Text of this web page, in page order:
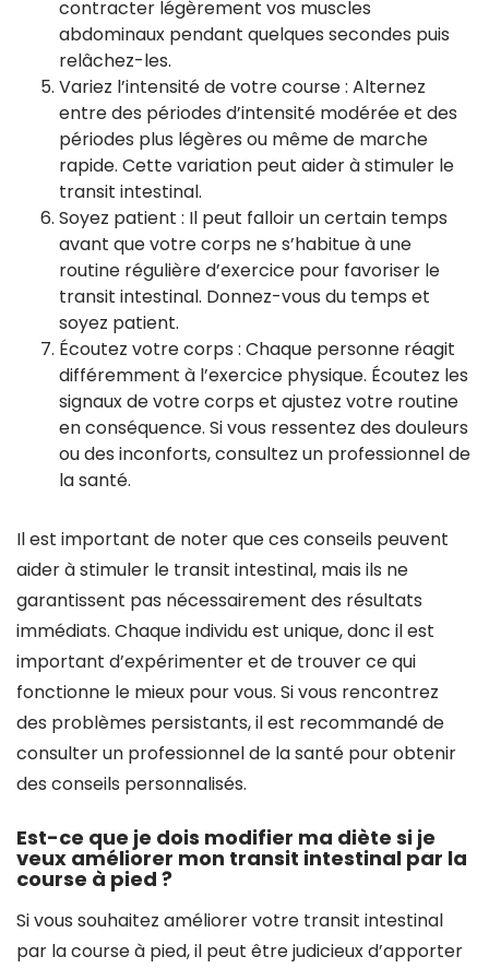
contracter légèrement vos muscles
abdominaux pendant quelques secondes puis
relâchez-les.
Variez l’intensité de votre course : Alternez
entre des périodes d’intensité modérée et des
périodes plus légères ou même de marche
rapide. Cette variation peut aider à stimuler le
transit intestinal.
Soyez patient : Il peut falloir un certain temps
avant que votre corps ne s’habitue à une
routine régulière d’exercice pour favoriser le
transit intestinal. Donnez-vous du temps et
soyez patient.
Écoutez votre corps : Chaque personne réagit
différemment à l’exercice physique. Écoutez les
signaux de votre corps et ajustez votre routine
en conséquence. Si vous ressentez des douleurs
ou des inconforts, consultez un professionnel de
la santé.
Il est important de noter que ces conseils peuvent
aider à stimuler le transit intestinal, mais ils ne
garantissent pas nécessairement des résultats
immédiats. Chaque individu est unique, donc il est
important d’expérimenter et de trouver ce qui
fonctionne le mieux pour vous. Si vous rencontrez
des problèmes persistants, il est recommandé de
consulter un professionnel de la santé pour obtenir
des conseils personnalisés.
Est-ce que je dois modifier ma diète si je
veux améliorer mon transit intestinal par la
course à pied ?
Si vous souhaitez améliorer votre transit intestinal
par la course à pied, il peut être judicieux d’apporter